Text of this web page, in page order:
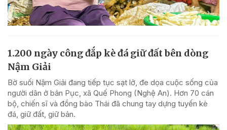
1.200 ngày công đắp kè đá giữ đất bên dòng
Nậm Giải
Bờ suối Nậm Giải đang tiếp tục sạt lở, đe dọa cuộc sống của
người dân ở bản Pục, xã Quế Phong (Nghệ An). Hơn 70 cán
bộ, chiến sĩ và đồng bào Thái đã chung tay dựng tuyến kè
đá, giữ đất, giữ bản.